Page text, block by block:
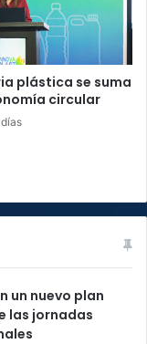
plástica se suma
circular
un nuevo plan
las jornadas